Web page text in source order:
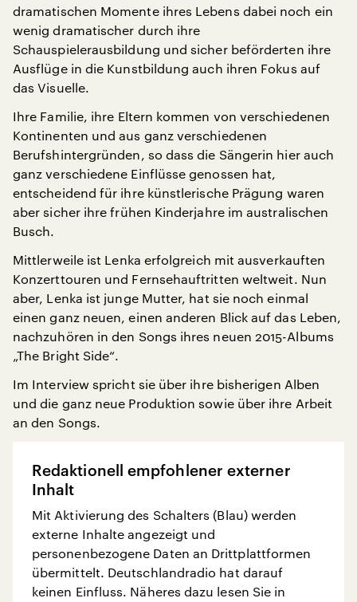
dramatischen Momente ihres Lebens dabei noch ein
wenig dramatischer durch ihre
Schauspielerausbildung und sicher beförderten ihre
Ausflüge in die Kunstbildung auch ihren Fokus auf
das Visuelle.
Ihre Familie, ihre Eltern kommen von verschiedenen
Kontinenten und aus ganz verschiedenen
Berufshintergründen, so dass die Sängerin hier auch
ganz verschiedene Einflüsse genossen hat,
entscheidend für ihre künstlerische Prägung waren
aber sicher ihre frühen Kinderjahre im australischen
Busch.
Mittlerweile ist Lenka erfolgreich mit ausverkauften
Konzerttouren und Fernsehauftritten weltweit. Nun
aber, Lenka ist junge Mutter, hat sie noch einmal
einen ganz neuen, einen anderen Blick auf das Leben,
nachzuhören in den Songs ihres neuen 2015-Albums
„The Bright Side“.
Im Interview spricht sie über ihre bisherigen Alben
und die ganz neue Produktion sowie über ihre Arbeit
an den Songs.
Redaktionell empfohlener externer
Inhalt
Mit Aktivierung des Schalters (Blau) werden
externe Inhalte angezeigt und
personenbezogene Daten an Drittplattformen
übermittelt. Deutschlandradio hat darauf
keinen Einfluss. Näheres dazu lesen Sie in